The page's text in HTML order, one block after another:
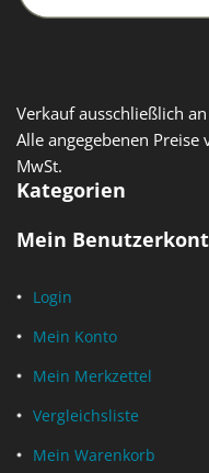
Verkauf ausschließlich
Alle angegebenen Preise
MwSt.
Kategorien
Mein
Login
Mein Konto
Mein Merkzettel
Vergleichsliste
Mein Warenkorb